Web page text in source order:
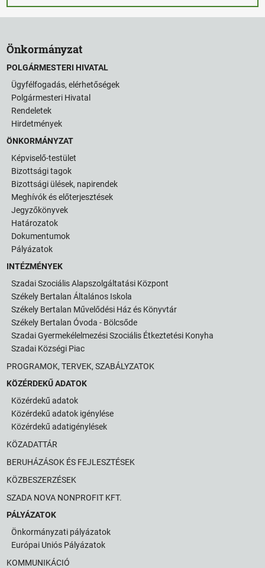
Önkormányzat
POLGÁRMESTERI HIVATAL
Ügyfélfogadás, elérhetőségek
Polgármesteri Hivatal
Rendeletek
Hirdetmények
ÖNKORMÁNYZAT
Képviselő-testület
Bizottsági tagok
Bizottsági ülések, napirendek
Meghívók és előterjesztések
Jegyzőkönyvek
Határozatok
Dokumentumok
Pályázatok
INTÉZMÉNYEK
Szadai Szociális Alapszolgáltatási Központ
Székely Bertalan Általános Iskola
Székely Bertalan Művelődési Ház és Könyvtár
Székely Bertalan Óvoda - Bölcsőde
Szadai Gyermekélelmezési Szociális Étkeztetési Konyha
Szadai Községi Piac
PROGRAMOK, TERVEK, SZABÁLYZATOK
KÖZÉRDEKŰ ADATOK
Közérdekű adatok
Közérdekű adatok igénylése
Közérdekű adatigénylések
KÖZADATTÁR
BERUHÁZÁSOK ÉS FEJLESZTÉSEK
KÖZBESZERZÉSEK
SZADA NOVA NONPROFIT KFT.
PÁLYÁZATOK
Önkormányzati pályázatok
Európai Uniós Pályázatok
KOMMUNIKÁCIÓ